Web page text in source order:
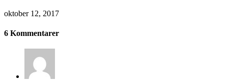
oktober 12, 2017
6 Kommentarer